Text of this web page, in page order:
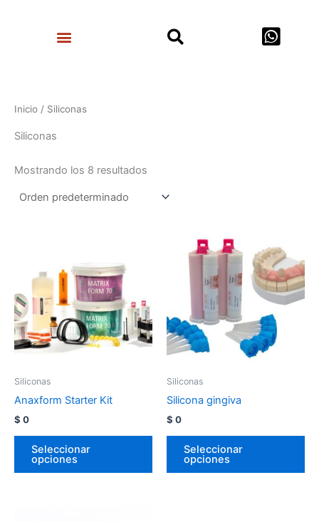
Menu Search
Inicio / Siliconas
Siliconas
Mostrando los 8 resultados
Siliconas
Anaxform Starter Kit
$ 0
Seleccionar
opciones
Siliconas
Silicona gingiva
$ 0
Seleccionar
opciones